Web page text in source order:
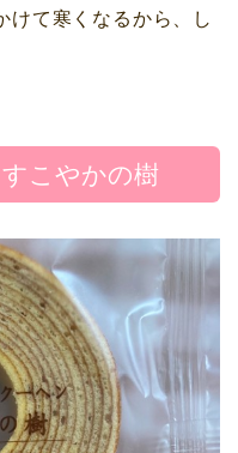
けて寒くなるから、し
こやかの樹